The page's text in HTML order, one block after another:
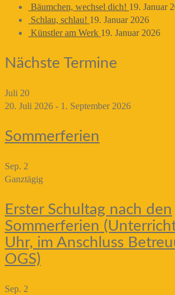
Bäumchen, wechsel dich! 19. Januar
Schlau, schlau! 19. Januar 2026
Künstler am Werk 19. Januar 2026
Nächste Termine
Juli 20
20. Juli 2026 - 1. September 2026
Sommerferien
Sep. 2
Ganztägig
Erster Schultag nach den
Sommerferien
Uhr, im Anschluss
OGS)
Sep. 2